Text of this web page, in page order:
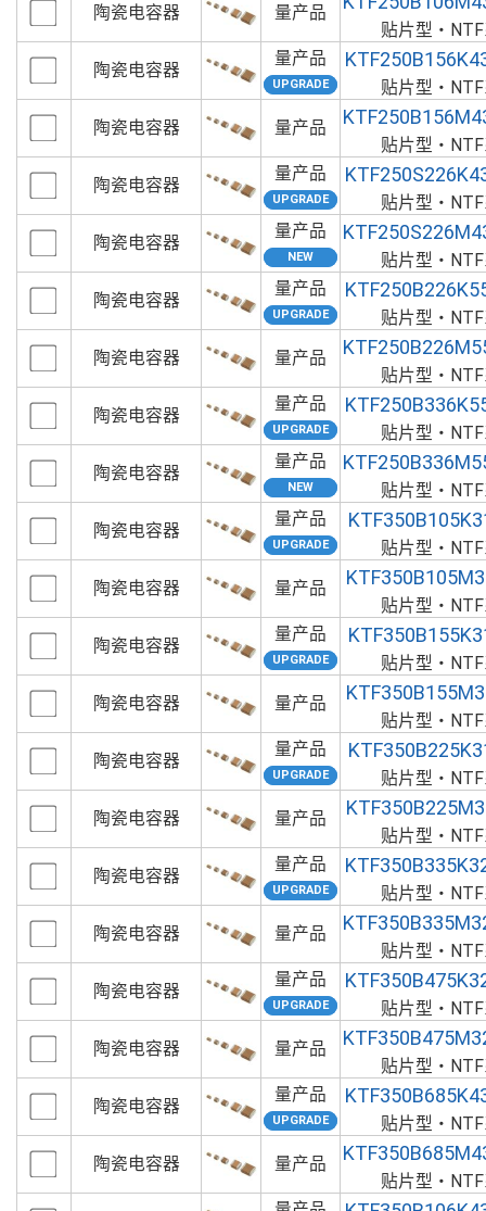
陶瓷电容器
量产品
贴片型・
陶瓷电容器
量产品
贴片型・
陶瓷电容器
量产品
贴片型・
陶瓷电容器
量产品
贴片型・
陶瓷电容器
量产品
贴片型・
陶瓷电容器
量产品
贴片型・
陶瓷电容器
量产品
贴片型・
陶瓷电容器
量产品
贴片型・
陶瓷电容器
量产品
贴片型・
陶瓷电容器
量产品
贴片型・
陶瓷电容器
量产品
贴片型・
陶瓷电容器
量产品
贴片型・
陶瓷电容器
量产品
贴片型・
陶瓷电容器
量产品
贴片型・
陶瓷电容器
量产品
贴片型・
陶瓷电容器
量产品
贴片型・
陶瓷电容器
量产品
贴片型・
陶瓷电容器
量产品
贴片型・
陶瓷电容器
量产品
贴片型・
陶瓷电容器
量产品
贴片型・
陶瓷电容器
量产品
贴片型・